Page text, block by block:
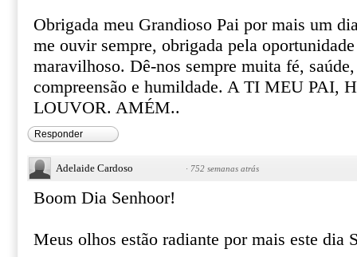
Obrigada meu Grandioso Pai por mais um
me ouvir sempre, obrigada pela
maravilhoso. Dê-nos sempre muita fé,
compreensão e humildade. A TI MEU PAI,
LOUVOR. AMÉM..
Responder
Adelaide Cardoso · 752 semanas atrás
Boom Dia Senhoor!
Meus olhos estão radiante por mais este dia